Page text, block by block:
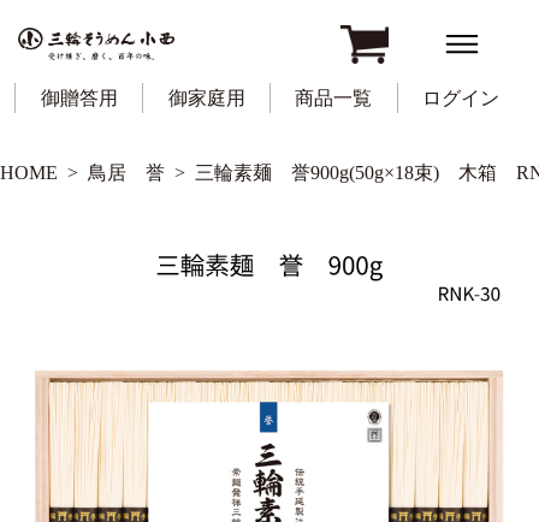
御贈答用 御家庭用 商品一覧 ログイン
HOME 鳥居 誉 三輪素麺 誉900g(50g×18束) 木箱